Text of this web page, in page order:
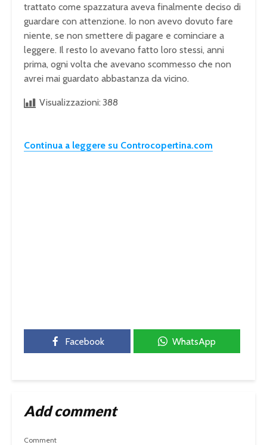
trattato come spazzatura aveva finalmente deciso di
guardare con attenzione. Io non avevo dovuto fare
niente, se non smettere di pagare e cominciare a
leggere. Il resto lo avevano fatto loro stessi, anni
prima, ogni volta che avevano scommesso che non
avrei mai guardato abbastanza da vicino.
Visualizzazioni: 388
Continua a leggere su Controcopertina.com
Facebook WhatsApp
Add comment
Comment